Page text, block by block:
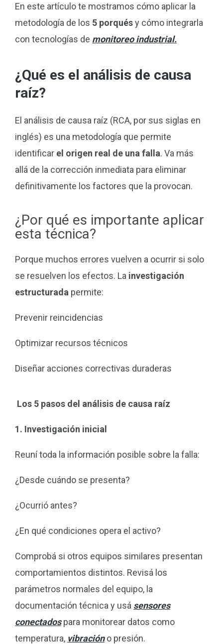
En este artículo te mostramos cómo aplicar la
metodología de los 5 porquésy cómo integrarla
con tecnologías de monitoreo industrial.
¿Qué es el análisis de causa
raíz?
El análisis de causa raíz (RCA, por sus siglas en
inglés) es una metodología que permite
identificar el origen real de una falla. Va más
allá de la corrección inmediata para eliminar
definitivamente los factores que la provocan.
¿Por qué es importante aplicar
esta técnica?
Porque muchos errores vuelven a ocurrir si solo
se resuelven los efectos. La investigación
estructurada permite:
Prevenir reincidencias
Optimizar recursos técnicos
Diseñar acciones correctivas duraderas
Los 5 pasos del análisis de causa raíz
1. Investigación inicial
Reuní toda la información posible sobre la falla:
¿Desde cuándo se presenta?
¿Ocurrió antes?
¿En qué condiciones opera el activo?
Comprobá si otros equipos similares presentan
comportamientos distintos. Revisá los
parámetros normales del equipo, la
documentación técnica y usá sensores
conectadospara monitorear datos como
temperatura, vibracióno presión.